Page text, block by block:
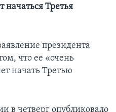
начаться Третья
президента
что ее «очень
начать Третью
в четверг опубликовало